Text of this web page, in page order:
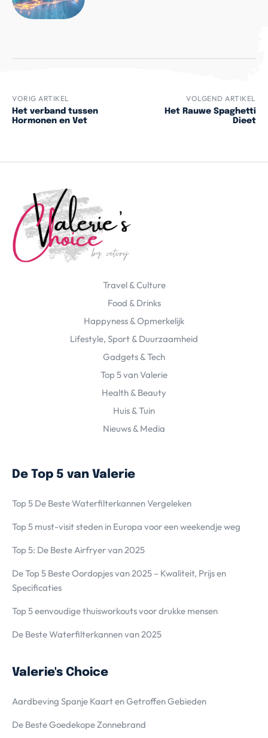
VORIG ARTIKEL
Het verband tussen
Hormonen en Vet
VOLGEND ARTIKEL
Het Rauwe Spaghetti
Dieet
Travel & Culture
Food & Drinks
Happyness & Opmerkelijk
Lifestyle, Sport & Duurzaamheid
Gadgets & Tech
Top 5 van Valerie
Health & Beauty
Huis & Tuin
Nieuws & Media
De Top 5 van Valerie
Top 5 De Beste Waterfilterkannen Vergeleken
Top 5 must-visit steden in Europa voor een weekendje weg
Top 5: De Beste Airfryer van 2025
De Top 5 Beste Oordopjes van 2025 – Kwaliteit, Prijs en
Specificaties
Top 5 eenvoudige thuisworkouts voor drukke mensen
De Beste Waterfilterkannen van 2025
Valerie's Choice
Aardbeving Spanje Kaart en Getroffen Gebieden
De Beste Goedekope Zonnebrand